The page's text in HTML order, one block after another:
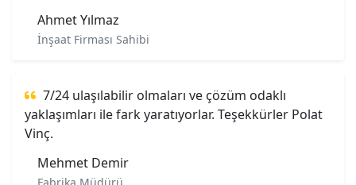
Ahmet Yılmaz
İnşaat Firması Sahibi
7/24 ulaşılabilir olmaları ve çözüm odaklı
yaklaşımları ile fark yaratıyorlar. Teşekkürler Polat
Vinç.
Mehmet Demir
Fabrika Müdürü